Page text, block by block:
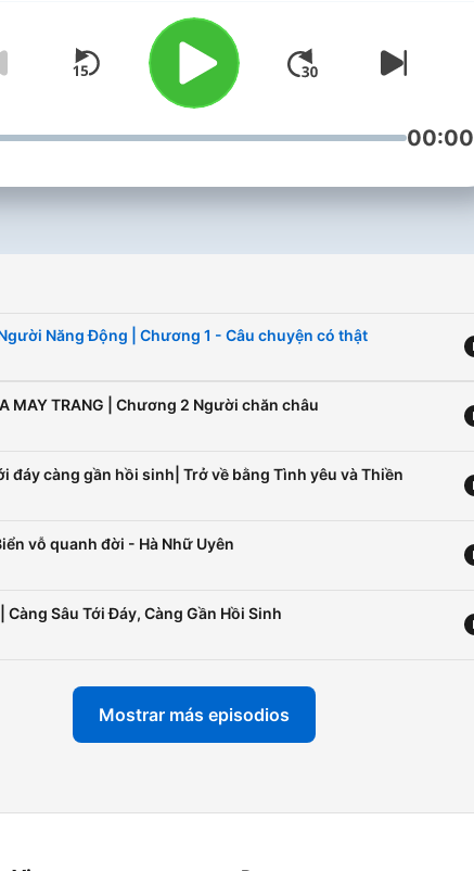
00:00
Năng Động | Chương 1 - Câu chuyện có thật
MAY TRANG | Chương 2 Người chăn châu
đáy càng gần hồi sinh| Trở về bằng Tình yêu và Thiền
vỗ quanh đời - Hà Nhữ Uyên
Càng Sâu Tới Đáy, Càng Gần Hồi Sinh
Mostrar más episodios